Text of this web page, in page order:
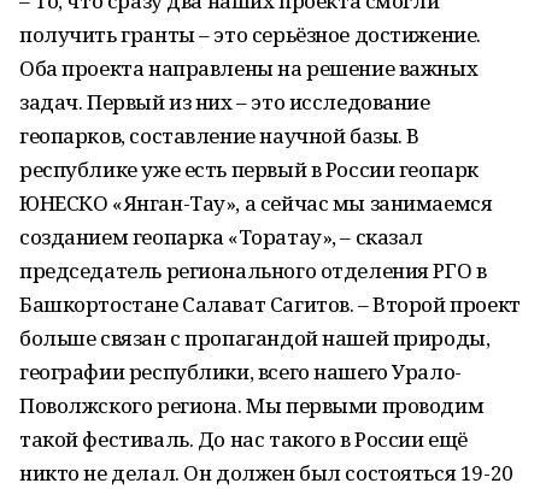
получить гранты – это серьёзное достижение.
Оба проекта направлены на решение важных
задач. Первый из них – это исследование
геопарков, составление научной базы. В
республике уже есть первый в России геопарк
ЮНЕСКО «Янган-Тау», а сейчас мы занимаемся
созданием геопарка «Торатау», – сказал
председатель регионального отделения РГО в
Башкортостане Салават Сагитов. – Второй проект
больше связан с пропагандой нашей природы,
географии республики, всего нашего Урало-
Поволжского региона. Мы первыми проводим
такой фестиваль. До нас такого в России ещё
никто не делал. Он должен был состояться 19-20